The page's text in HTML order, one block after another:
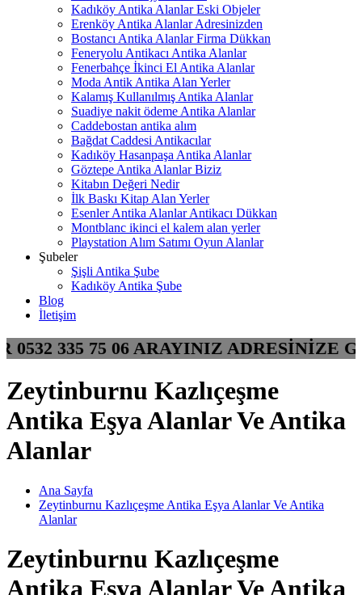
Kadıköy Antika Alanlar Eski Objeler
Erenköy Antika Alanlar Adresinizden
Bostancı Antika Alanlar Firma Dükkan
Feneryolu Antikacı Antika Alanlar
Fenerbahçe İkinci El Antika Alanlar
Moda Antik Antika Alan Yerler
Kalamış Kullanılmış Antika Alanlar
Suadiye nakit ödeme Antika Alanlar
Caddebostan antika alım
Bağdat Caddesi Antikacılar
Kadıköy Hasanpaşa Antika Alanlar
Göztepe Antika Alanlar Biziz
Kitabın Değeri Nedir
İlk Baskı Kitap Alan Yerler
Esenler Antika Alanlar Antikacı Dükkan
Montblanc ikinci el kalem alan yerler
Playstation Alım Satımı Oyun Alanlar
Şubeler
Şişli Antika Şube
Kadıköy Antika Şube
Blog
İletişim
0532 335 75 06 ARAYINIZ
Zeytinburnu Kazlıçeşme
Antika Eşya Alanlar Ve Antika
Alanlar
Ana Sayfa
Zeytinburnu Kazlıçeşme Antika Eşya Alanlar Ve Antika
Alanlar
Zeytinburnu Kazlıçeşme
Antika Eşya Alanlar Ve Antika